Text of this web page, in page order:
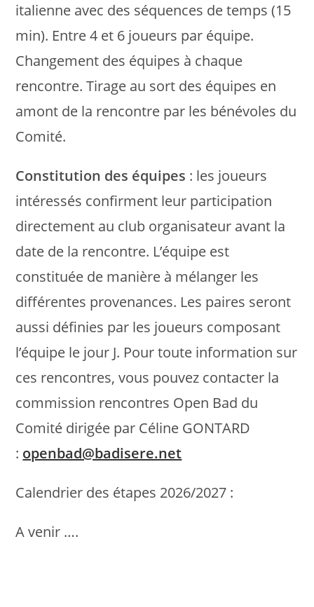
italienne avec des séquences de temps (15
min). Entre 4 et 6 joueurs par équipe.
Changement des équipes à chaque
rencontre. Tirage au sort des équipes en
amont de la rencontre par les bénévoles du
Comité.
Constitution des équipes : les joueurs
intéressés confirment leur participation
directement au club organisateur avant la
date de la rencontre. L’équipe est
constituée de manière à mélanger les
différentes provenances. Les paires seront
aussi définies par les joueurs composant
l’équipe le jour J. Pour toute information sur
ces rencontres, vous pouvez contacter la
commission rencontres Open Bad du
Comité dirigée par Céline GONTARD
: openbad@badisere.net
Calendrier des étapes 2026/2027 :
A venir ….